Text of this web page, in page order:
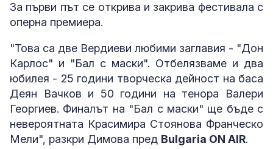
За първи път се открива и закрива фестивала с
оперна премиера.
"Това са две Вердиеви любими заглавия - "Дон
Карлос" и "Бал с маски". Отбелязваме и два
юбилея - 25 години творческа дейност на баса
Деян Вачков и 50 години на тенора Валери
Георгиев. Финалът на "Бал с маски" ще бъде с
невероятната Красимира Стоянова Франческо
Мели", разкри Димова пред Bulgaria ON AIR.